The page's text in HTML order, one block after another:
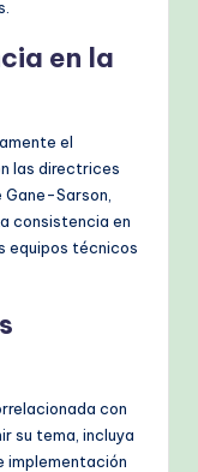
en la
el
las directrices
Gane-Sarson,
consistencia en
equipos técnicos
con
su tema, incluya
implementación